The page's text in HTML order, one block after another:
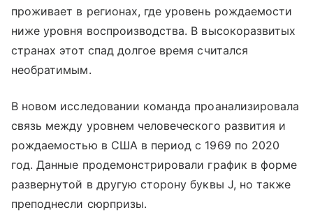
проживает в регионах, где уровень рождаемости
ниже уровня воспроизводства. В высокоразвитых
странах этот спад долгое время считался
необратимым.
В новом исследовании команда проанализировала
связь между уровнем человеческого развития и
рождаемостью в США в период с 1969 по 2020
год. Данные продемонстрировали график в форме
развернутой в другую сторону буквы J, но также
преподнесли сюрпризы.